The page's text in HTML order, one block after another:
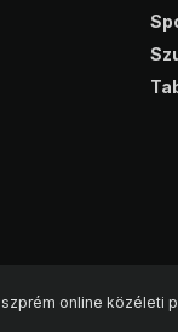
online közéleti